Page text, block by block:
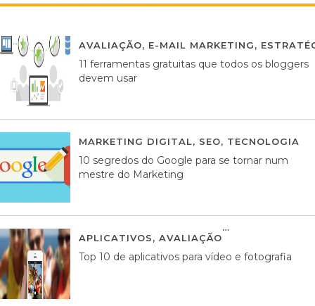
AVALIAÇÃO, E-MAIL MARKETING,
11 ferramentas gratuitas que todos os bloggers
devem usar
MARKETING DIGITAL, SEO, TECNOLOGIA
10 segredos do Google para se tornar num
mestre do Marketing
APLICATIVOS, AVALIAÇÃO
Top 10 de aplicativos para vídeo e fotografia